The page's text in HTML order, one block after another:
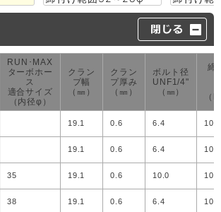
RUN･MAX
ターボホー
ス
適合サイズ
（内径φ）
クラン
プ幅
（㎜）
クラン
プ厚み
（㎜）
ボルト径
UNF1/4"
（㎜）
締
（
19.1 0.6 6.4 100
19.1 0.6 6.4 100
35 19.1 0.6 10.0 100
38 19.1 0.6 6.4 100